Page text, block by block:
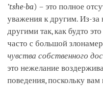
’tshe-ba) – это полное
уважения к другим. Из-за
другими так, как будто
часто с большой
чувства собственного
это нежелание
поведения, поскольку вам